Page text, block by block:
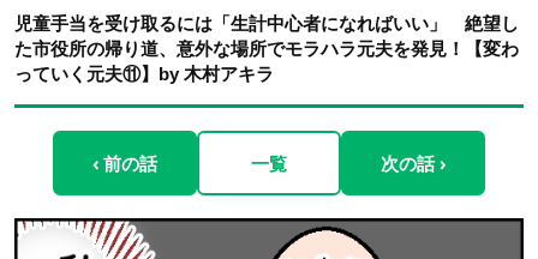
児童手当を受け取るには「生計中心者になればいい」 絶望し
た市役所の帰り道、意外な場所でモラハラ元夫を発見！【変わ
っていく元夫⑪】by 木村アキラ
‹ 前の話 一覧 次の話 ›